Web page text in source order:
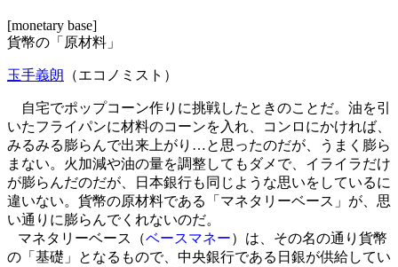
[monetary base]
貨幣の「原材料」
玉手義朗 （エコノミスト）
自宅でポップコーン作りに挑戦したときのことだ。油を引
いたフライパンに材料のコーンを入れ、コンロにかければ、
みるみる膨らんで出来上がり…と思ったのだが、うまく膨ら
まない。火加減や油の量を調整してもダメで、イライラだけ
が膨らんだのだが、日本銀行も同じような思いをしているに
違いない。貨幣の原材料である「マネタリーベース」が、思
い通りに膨らんでくれないのだ。
マネタリーベース（ベースマネー）は、その名の通り貨幣
の「基礎」となるもので、中央銀行である日銀が供給してい